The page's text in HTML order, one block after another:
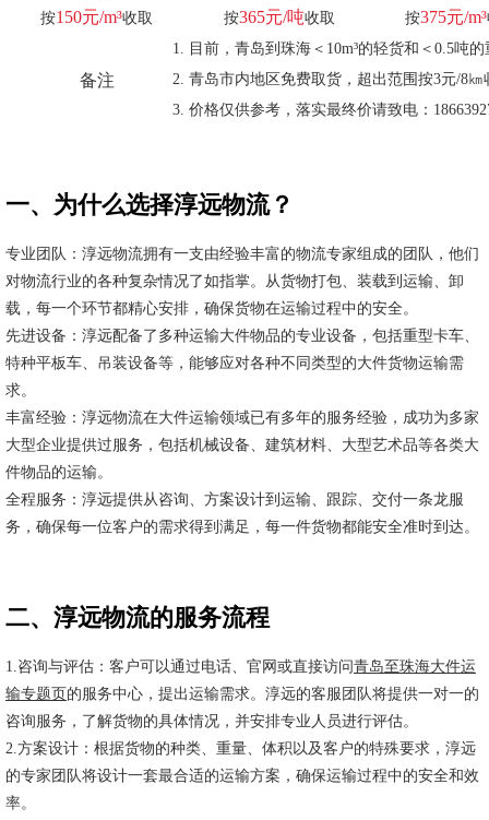
按150元/m³收取 按365元/吨收取 按375元/m³
备注
目前，青岛到珠海＜10m³的轻货和＜0.5吨
青岛市内地区免费取货，超出范围按3元/8㎞
价格仅供参考，落实最终价请致电：
一、为什么选择淳远物流？
专业团队：淳远物流拥有一支由经验丰富的物流专家组成的团队，他们
对物流行业的各种复杂情况了如指掌。从货物打包、装载到运输、卸
载，每一个环节都精心安排，确保货物在运输过程中的安全。
先进设备：淳远配备了多种运输大件物品的专业设备，包括重型卡车、
特种平板车、吊装设备等，能够应对各种不同类型的大件货物运输需
求。
丰富经验：淳远物流在大件运输领域已有多年的服务经验，成功为多家
大型企业提供过服务，包括机械设备、建筑材料、大型艺术品等各类大
件物品的运输。
全程服务：淳远提供从咨询、方案设计到运输、跟踪、交付一条龙服
务，确保每一位客户的需求得到满足，每一件货物都能安全准时到达。
二、淳远物流的服务流程
1.咨询与评估：客户可以通过电话、官网或直接访问青岛至珠海大件运
输专题页的服务中心，提出运输需求。淳远的客服团队将提供一对一的
咨询服务，了解货物的具体情况，并安排专业人员进行评估。
2.方案设计：根据货物的种类、重量、体积以及客户的特殊要求，淳远
的专家团队将设计一套最合适的运输方案，确保运输过程中的安全和效
率。